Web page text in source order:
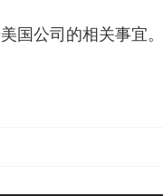
国公司的相关事宜